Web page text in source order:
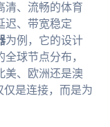
清、流畅的体育
迟、带宽稳定
为例，它的设计
球节点分布，
美、欧洲还是澳
仅是连接，而是为